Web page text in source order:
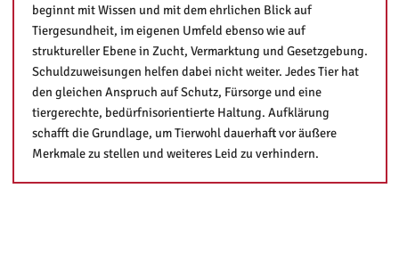
beginnt mit Wissen und mit dem ehrlichen Blick auf
Tiergesundheit, im eigenen Umfeld ebenso wie auf
struktureller Ebene in Zucht, Vermarktung und Gesetzgebung.
Schuldzuweisungen helfen dabei nicht weiter. Jedes Tier hat
den gleichen Anspruch auf Schutz, Fürsorge und eine
tiergerechte, bedürfnisorientierte Haltung. Aufklärung
schafft die Grundlage, um Tierwohl dauerhaft vor äußere
Merkmale zu stellen und weiteres Leid zu verhindern.